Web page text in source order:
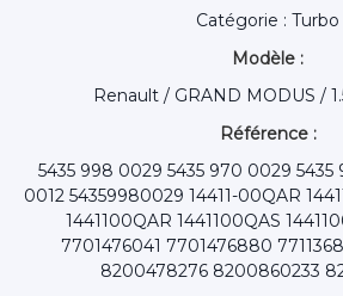
Catégorie : Turbo
Modèle :
Renault / GRAND MODUS /
Référence :
5435 998 0029 5435 970 0029 5435
0012 54359980029 14411-00QAR
1441100QAR 1441100QAS
7701476041 7701476880
8200478276 8200860233